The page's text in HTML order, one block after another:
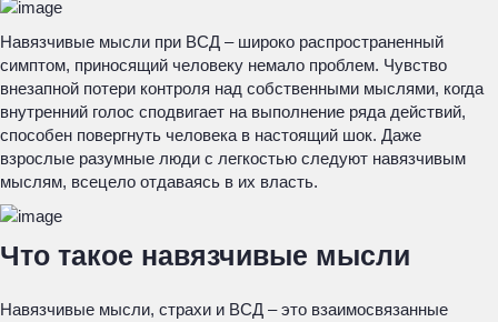
Навязчивые мысли при ВСД – широко распространенный
симптом, приносящий человеку немало проблем. Чувство
внезапной потери контроля над собственными мыслями, когда
внутренний голос сподвигает на выполнение ряда действий,
способен повергнуть человека в настоящий шок. Даже
взрослые разумные люди с легкостью следуют навязчивым
мыслям, всецело отдаваясь в их власть.
Что такое навязчивые мысли
Навязчивые мысли, страхи и ВСД – это взаимосвязанные